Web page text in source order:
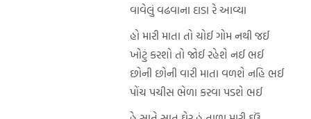
વાવેલું વઢવાના દાડા રે આવ્યા
હો મારી માતા તો ચોઈ ગોમ નથી જઈ
ખોટું કરશો તો જોઈ રહેશે નઈ ભઈ
છોની છોની વારી માતા વળશે નહિ ભઈ
પોંચ પચીસ ભેળા કરવા પડશે ભઈ